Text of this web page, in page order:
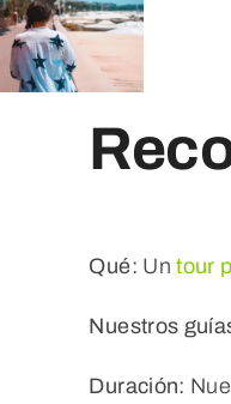
Qué: Untour
Nuestros
Duración: